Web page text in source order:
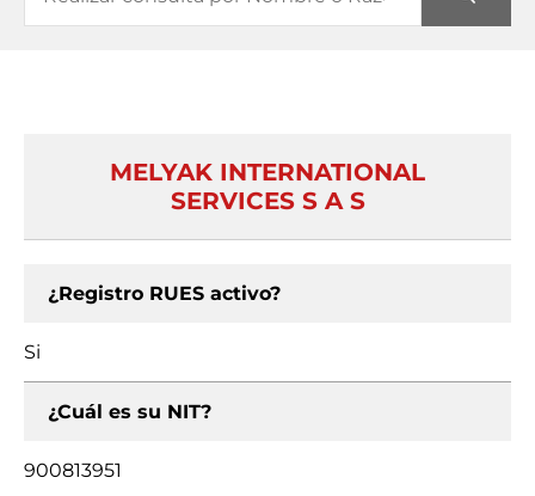
MELYAK INTERNATIONAL
SERVICES S A S
¿Registro RUES activo?
Si
¿Cuál es su NIT?
900813951